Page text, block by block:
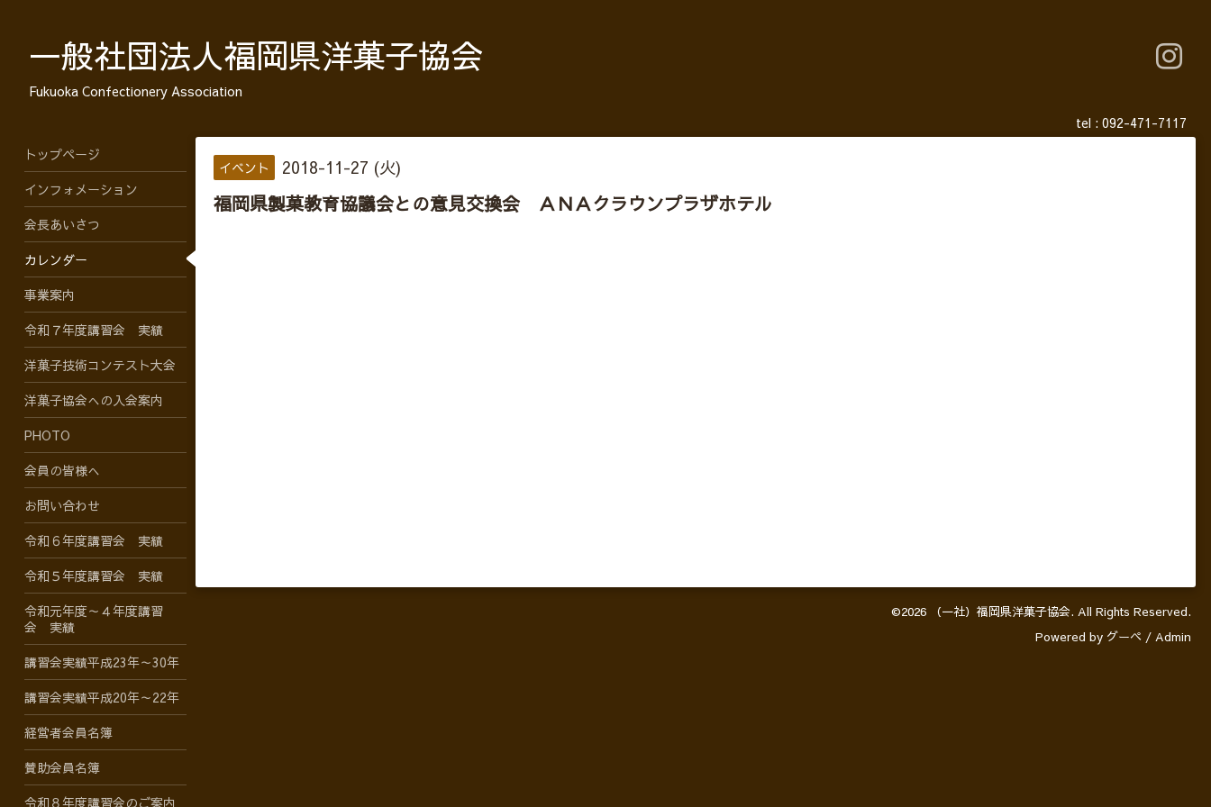
一般社団法人福岡県洋菓子協会
Fukuoka Confectionery Association
tel : 092-471-7117
イベント 2018-11-27 (火)
福岡県製菓教育協議会との意見交換会 ＡＮＡクラウンプラザホテル
©2026 （一社）福岡県洋菓子協会. All Rights Reserved.
Powered by グーペ / Admin
トップページ
インフォメーション
会長あいさつ
カレンダー
事業案内
令和７年度講習会 実績
洋菓子技術コンテスト大会
洋菓子協会への入会案内
PHOTO
会員の皆様へ
お問い合わせ
令和６年度講習会 実績
令和５年度講習会 実績
令和元年度～４年度講習
会 実績
講習会実績平成23年～30年
講習会実績平成20年～22年
経営者会員名簿
賛助会員名簿
令和８年度講習会のご案内